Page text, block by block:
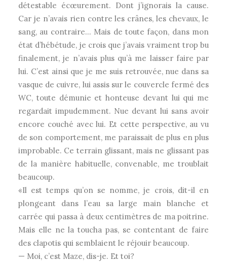
détestable écœurement. Dont j’ignorais la cause.
Car je n’avais rien contre les crânes, les chevaux, le
sang, au contraire… Mais de toute façon, dans mon
état d’hébétude, je crois que j’avais vraiment trop bu
finalement, je n’avais plus qu’à me laisser faire par
lui. C’est ainsi que je me suis retrouvée, nue dans sa
vasque de cuivre, lui assis sur le couvercle fermé des
WC, toute démunie et honteuse devant lui qui me
regardait impudemment. Nue devant lui sans avoir
encore couché avec lui. Et cette perspective, au vu
de son comportement, me paraissait de plus en plus
improbable. Ce terrain glissant, mais ne glissant pas
de la manière habituelle, convenable, me troublait
beaucoup.
«Il est temps qu’on se nomme, je crois, dit-il en
plongeant dans l’eau sa large main blanche et
carrée qui passa à deux centimètres de ma poitrine.
Mais elle ne la toucha pas, se contentant de faire
des clapotis qui semblaient le réjouir beaucoup.
— Moi, c’est Maze, dis-je. Et toi?